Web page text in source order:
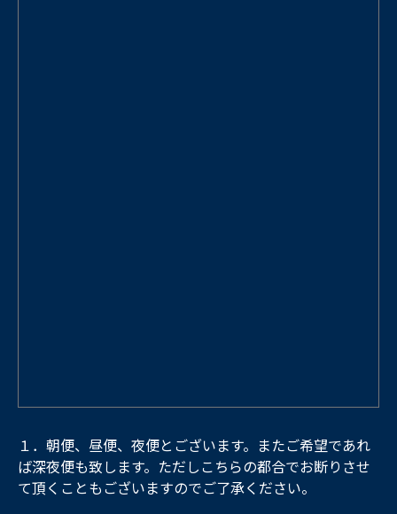
１．朝便、昼便、夜便とございます。またご希望であれ
ば深夜便も致します。ただしこちらの都合でお断りさせ
て頂くこともございますのでご了承ください。